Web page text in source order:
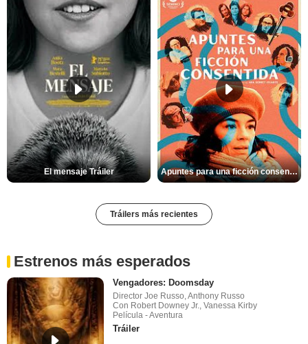
El mensaje Tráiler Apuntes para una ficción consentida Tráiler
Tráilers más recientes
Estrenos más esperados
Vengadores: Doomsday
Director Joe Russo, Anthony Russo
Con Robert Downey Jr., Vanessa Kirby
Película - Aventura
Tráiler